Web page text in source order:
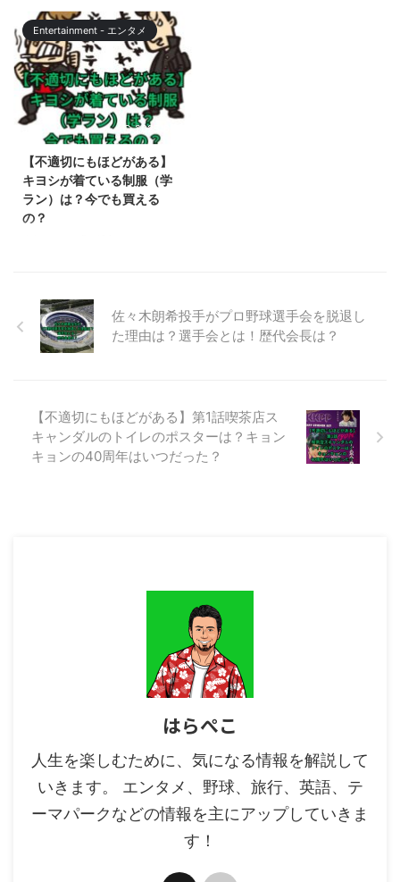
品、公開劇場についても解説しま
す。 【ゴジラマイナスワン】モ
ノクロ版 ...
（#2）の配信が始まります。
2023/10/12（木）開場20:00 /開
演21:00 この記事では、
2023/10/12（木）から配信開始
される「PRODUCE 101 JAPAN
THE GIRLS」の #2！白熱するレ
ベル分けテスト後半の見どころに
ついて解説します。 また、まだ
は、視聴方法もお伝えします。
【日プ女子】#2配信レベル分け
テスト後半戦の見どころは？ レ
ベル分けテスト前半戦の模様は？
Entertainment - エンタメ
2025/6/13
【不適切にもほどがある】
キヨシが着ている制服（学
ラン）は？今でも買える
の？
会もほとんどありませんが、昭和
の時代には、こういった変形学生
服を着ている学生をよく見かけま
解説します。 【不適切にもほど
がある】キヨシが着ている制服
（学ラン）は？ 人気ドラマ「不
佐々木朗希投手がプロ野球選手会を脱退し
た理由は？選手会とは！歴代会長は？
【不適切にもほどがある】第1話喫茶店ス
キャンダルのトイレのポスターは？キョン
キョンの40周年はいつだった？
はらぺこ
人生を楽しむために、気になる情報を解説して
いきます。 エンタメ、野球、旅行、英語、テ
ーマパークなどの情報を主にアップしていきま
す！